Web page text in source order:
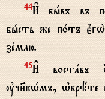
44И# бhвъ въ
бhсть же п0тъ
зeмлю.
45И#
ўчн7кHмъ, њбрёте